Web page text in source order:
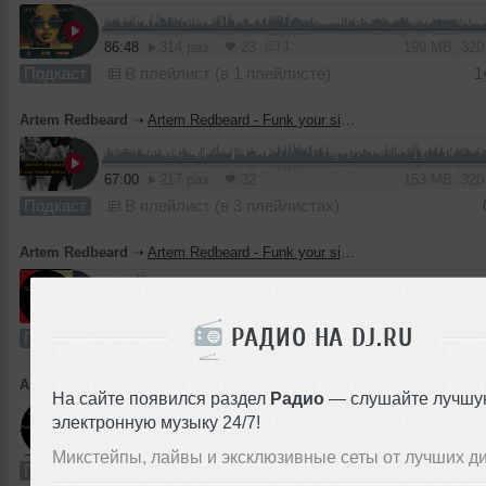
РАДИО НА DJ.RU
На сайте появился раздел Радио — слушайте
электронную музыку 24/7!
Микстейпы, лайвы и эксклюзивные сеты от лучших
86:48
Подкаст В плейлист (в 1 плейлисте)
Artem Redbeard ➝ Artem Redbeard - Funk your sista pt.3
67:00
Подкаст В плейлист (в 3 плейлистах)
Artem Redbeard ➝ Artem Redbeard - Funk your sista pt.2
Подкаст В плейлист (в 6 плейлистах)
Artem Redbeard
Подкаст В плейлист (в 9 плейлистах)